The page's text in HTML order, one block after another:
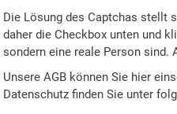
Die Lösung des Captchas stellt
daher die Checkbox unten und
sondern eine reale Person sind.
Unsere AGB können Sie hier
Datenschutz finden Sie unter